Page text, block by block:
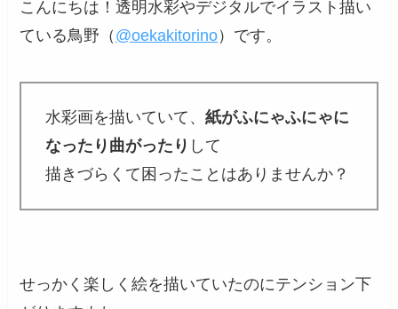
こんにちは！透明水彩やデジタルでイラスト描い
ている鳥野（ @oekakitorino）です。
水彩画を描いていて、紙がふにゃふにゃに
なったり曲がったり して
描きづらくて困ったことはありませんか？
せっかく楽しく絵を描いていたのにテンション下